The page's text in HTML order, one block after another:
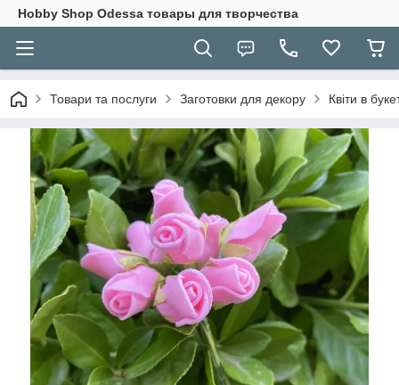
Hobbу Shop Odessa товары для творчества
Товари та послуги Заготовки для декору Квіти в